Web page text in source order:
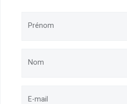
Prénom
Nom
E-mail